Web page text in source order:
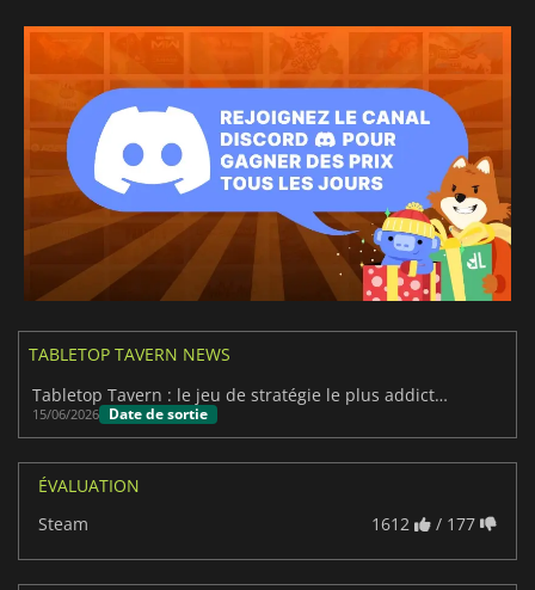
TABLETOP TAVERN NEWS
Tabletop Tavern : le jeu de stratégie le plus addictif de 2026
15/06/2026 Date de sortie
ÉVALUATION
Steam
1612 / 177